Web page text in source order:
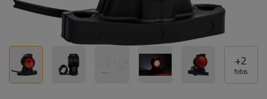
+2
fotos